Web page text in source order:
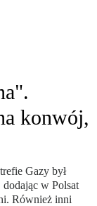
konwój,
Gazy był
w Polsat
Również inni